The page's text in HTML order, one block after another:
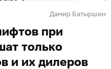
Дамир Батыршин
при
только
и их дилеров